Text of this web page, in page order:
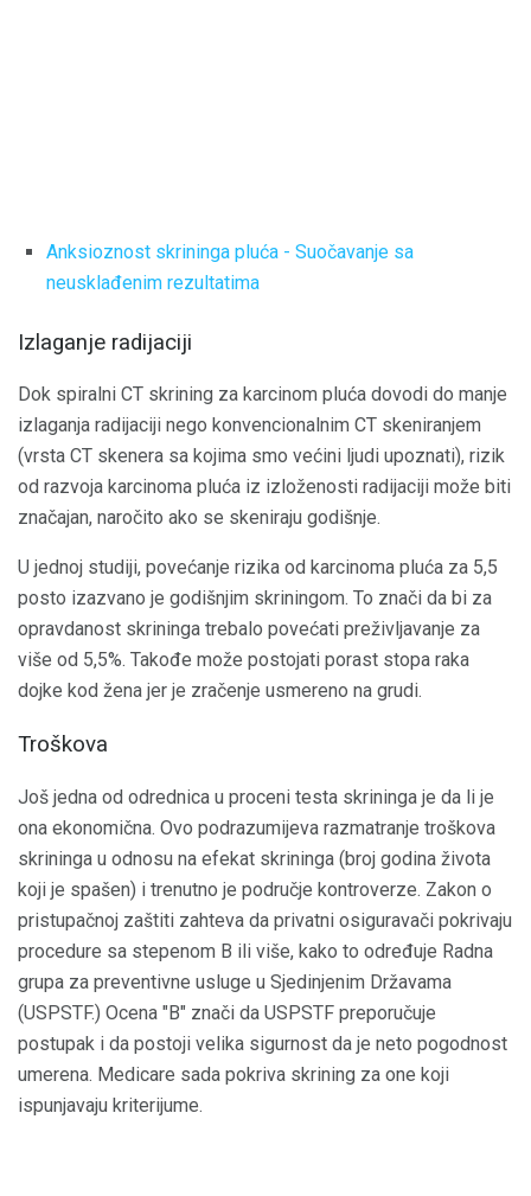
Anksioznost skrininga pluća - Suočavanje sa
neusklađenim rezultatima
Izlaganje radijaciji
Dok spiralni CT skrining za karcinom pluća dovodi do manje
izlaganja radijaciji nego konvencionalnim CT skeniranjem
(vrsta CT skenera sa kojima smo većini ljudi upoznati), rizik
od razvoja karcinoma pluća iz izloženosti radijaciji može biti
značajan, naročito ako se skeniraju godišnje.
U jednoj studiji, povećanje rizika od karcinoma pluća za 5,5
posto izazvano je godišnjim skriningom. To znači da bi za
opravdanost skrininga trebalo povećati preživljavanje za
više od 5,5%. Takođe može postojati porast stopa raka
dojke kod žena jer je zračenje usmereno na grudi.
Troškova
Još jedna od odrednica u proceni testa skrininga je da li je
ona ekonomična. Ovo podrazumijeva razmatranje troškova
skrininga u odnosu na efekat skrininga (broj godina života
koji je spašen) i trenutno je područje kontroverze. Zakon o
pristupačnoj zaštiti zahteva da privatni osiguravači pokrivaju
procedure sa stepenom B ili više, kako to određuje Radna
grupa za preventivne usluge u Sjedinjenim Državama
(USPSTF.) Ocena "B" znači da USPSTF preporučuje
postupak i da postoji velika sigurnost da je neto pogodnost
umerena. Medicare sada pokriva skrining za one koji
ispunjavaju kriterijume.